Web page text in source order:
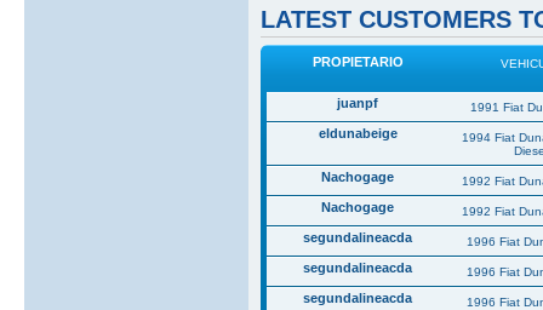
LATEST CUSTOMERS
PROPIETARIO
juanpf 1991 Fiat
eldunabeige
1994 Fiat
Nachogage 1992 Fiat
Nachogage 1992 Fiat
segundalineacda 1996 Fiat
segundalineacda 1996 Fiat
segundalineacda 1996 Fiat